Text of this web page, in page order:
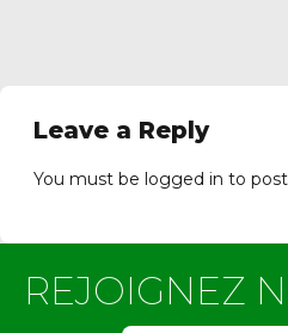
Leave a Reply
You must be logged in to
REJOIGNEZ